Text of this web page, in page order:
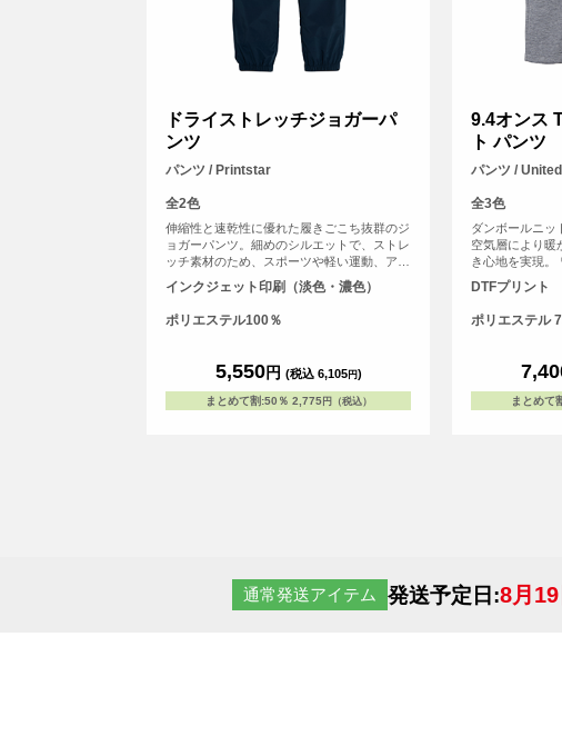
ドライストレッチジョガーパ
ンツ
パンツ / Printstar
全2色
伸縮性と速乾性に優れた履きごこち抜群のジ
ョガーパンツ。細めのシルエットで、ストレ
ッチ素材のため、スポーツや軽い運動、アウ
トドアで活躍できる！
インクジェット印刷（淡色・濃色）
ポリエステル100％
5,550円 (税込 6,105円)
まとめて割:50％ 2,775円（税込）
9.4オンス
ト パンツ
パンツ /
全3色
ダンボールニッ
空気層により暖
き心地を実現。
かけてゆるや
したシルエット
ラフさを抑え
ッシュな街着と
ても活躍する
お客様の閲覧環
異なって見える
DTFプリント
ポリエステル
まとめて
通常発送アイテム 発送予定日:8月19